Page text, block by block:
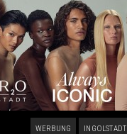
WERBUNG INGOLSTADT